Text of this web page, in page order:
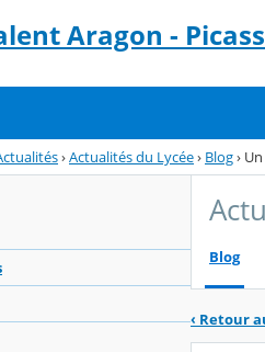
Aragon -
›Actualités du Lycée› Blog›
Blog
‹ Retour